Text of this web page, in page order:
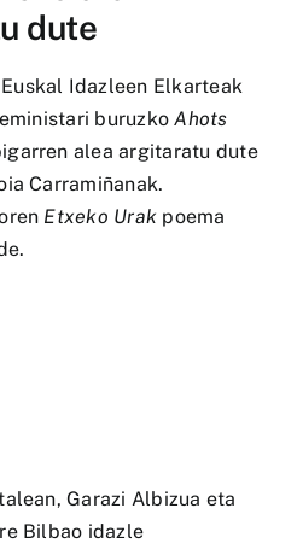
dute
Idazleen Elkarteak
buruzkoAhots
alea argitaratu dute
Carramiñanak.
Etxeko Urak poema
Garazi Albizua eta
Bilbao idazle